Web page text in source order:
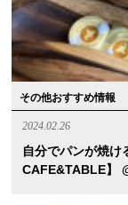
その他おすすめ情報
2024.02.26
自分でパンが焼け
CAFE&TABLE】